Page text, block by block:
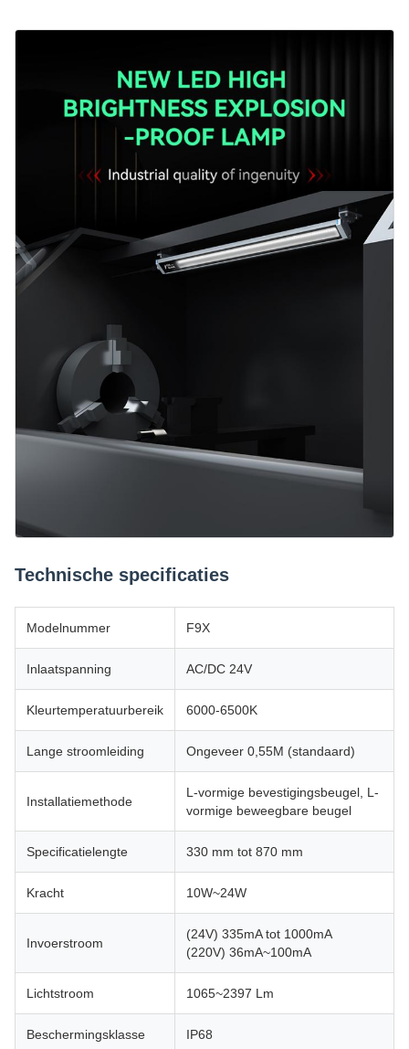
Technische specificaties
Modelnummer F9X
Inlaatspanning AC/DC 24V
Kleurtemperatuurbereik 6000-6500K
Lange stroomleiding Ongeveer 0,55M (standaard)
Installatiemethode
L-vormige bevestigingsbeugel, L-
vormige beweegbare beugel
Specificatielengte 330 mm tot 870 mm
Kracht 10W~24W
Invoerstroom
(24V) 335mA tot 1000mA
(220V) 36mA~100mA
Lichtstroom 1065~2397 Lm
Beschermingsklasse IP68